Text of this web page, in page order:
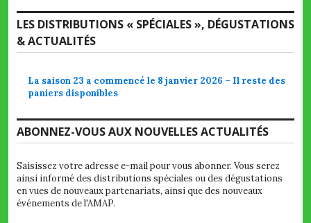
LES DISTRIBUTIONS « SPÉCIALES », DÉGUSTATIONS
& ACTUALITÉS
La saison 23 a commencé le 8 janvier 2026 – Il reste des
paniers disponibles
ABONNEZ-VOUS AUX NOUVELLES ACTUALITÉS
Saisissez votre adresse e-mail pour vous abonner. Vous serez
ainsi informé des distributions spéciales ou des dégustations
en vues de nouveaux partenariats, ainsi que des nouveaux
événements de l'AMAP.